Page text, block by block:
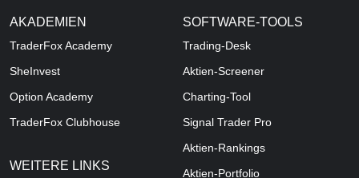
AKADEMIEN
TraderFox Academy
SheInvest
Option Academy
TraderFox Clubhouse
WEITERE LINKS
SOFTWARE-TOOLS
Trading-Desk
Aktien-Screener
Charting-Tool
Signal Trader Pro
Aktien-Rankings
Aktien-Portfolio